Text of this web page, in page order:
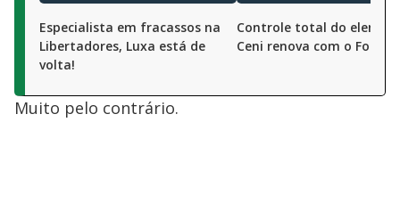
Especialista em fracassos na
Libertadores, Luxa está de
volta!
Controle total do elenco.
Ceni renova com o
Muito pelo contrário.